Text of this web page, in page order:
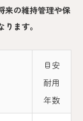
来の維持管理や保
ます。
目安
耐用
年数